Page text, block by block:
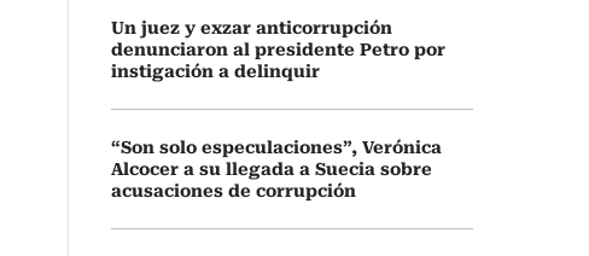
Un juez y exzar anticorrupción
denunciaron al presidente Petro por
instigación a delinquir
“Son solo especulaciones”, Verónica
Alcocer a su llegada a Suecia sobre
acusaciones de corrupción